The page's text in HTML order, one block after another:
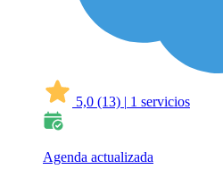
5,0 (13) | 1 servicios
Agenda actualizada